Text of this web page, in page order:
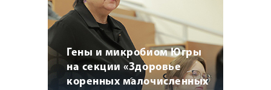
Гены и микробиом Югры
на секции «Здоровье
коренных малочисленных